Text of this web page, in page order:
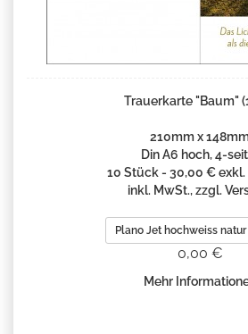
Trauerkarte "Baum"
210mm x
Din A6 hoch, 4-
10 Stück - 30,00 € exkl.
inkl. MwSt., zzgl.
Plano Jet hochweiss
0,00 €
Mehr